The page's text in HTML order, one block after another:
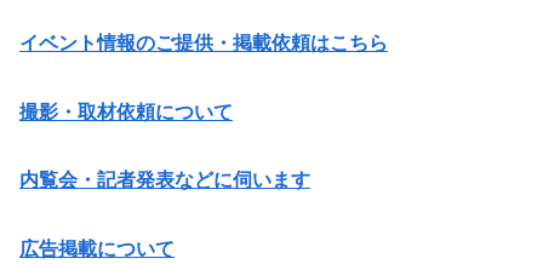
イベント情報のご提供・掲載依頼はこちら
撮影・取材依頼について
内覧会・記者発表などに伺います
広告掲載について